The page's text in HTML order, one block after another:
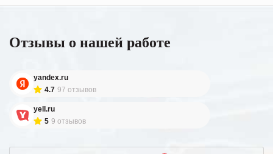
Отзывы о нашей работе
yandex.ru
4.7 97 отзывов
yell.ru
5 9 отзывов